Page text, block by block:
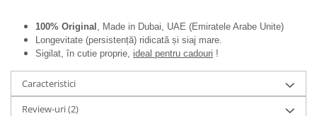
100% Original , Made in Dubai, UAE (Emiratele Arabe Unite)
Longevitate (persistență) ridicată și siaj mare.
Sigilat, în cutie proprie, ideal pentru cadouri !
Caracteristici
Review-uri(2)